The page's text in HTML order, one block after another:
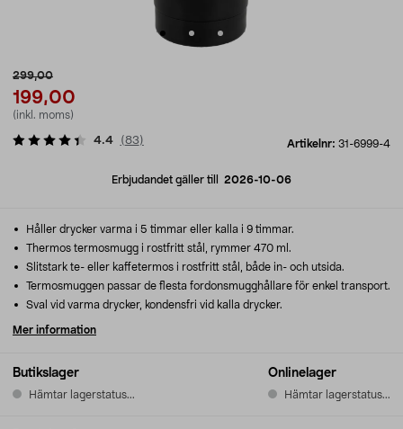
299,00
199,00
(inkl. moms)
Artikelnr: 31-6999-4
4.4 (83)
Erbjudandet gäller till 2026-10-06
Butikslager
Hämtar lagerstatus...
Onlinelager
Hämtar lagerstatus...
Håller drycker varma i 5 timmar eller kalla i 9 timmar.
Thermos termosmugg i rostfritt stål, rymmer 470 ml.
Slitstark te- eller kaffetermos i rostfritt stål, både in- och utsida.
Termosmuggen passar de flesta fordonsmugghållare för enkel transport.
Sval vid varma drycker, kondensfri vid kalla drycker.
Mer information